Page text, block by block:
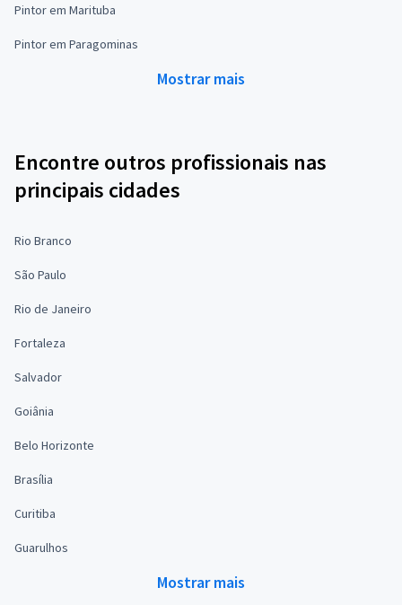
Pintor em Marituba
Pintor em Paragominas
Mostrar mais
Encontre outros profissionais nas
principais cidades
Rio Branco
São Paulo
Rio de Janeiro
Fortaleza
Salvador
Goiânia
Belo Horizonte
Brasília
Curitiba
Guarulhos
Mostrar mais